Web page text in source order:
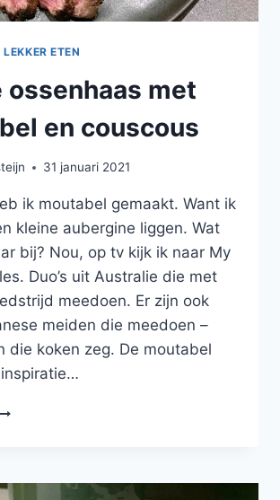
ETEN
met
en couscous
31 januari 2021
ik moutabel gemaakt. Want ik
kleine aubergine liggen. Wat
bij? Nou, op tv kijk ik naar My
Duo’s uit Australie die met
meedoen. Er zijn ook
meiden die meedoen –
die koken zeg. De moutabel